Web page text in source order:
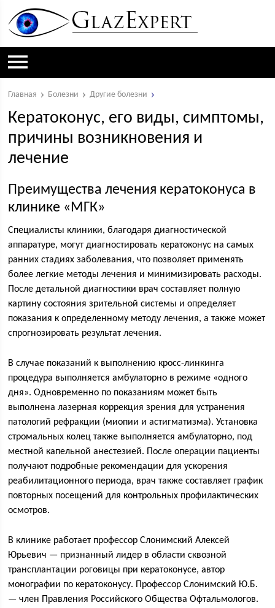
Главная Болезни Другие болезни
Кератоконус, его виды, симптомы,
причины возникновения и
лечение
Преимущества лечения кератоконуса в
клинике «МГК»
Специалисты клиники, благодаря диагностической
аппаратуре, могут диагностировать кератоконус на самых
ранних стадиях заболевания, что позволяет применять
более легкие методы лечения и минимизировать расходы.
После детальной диагностики врач составляет полную
картину состояния зрительной системы и определяет
показания к определенному методу лечения, а также может
спрогнозировать результат лечения.
В случае показаний к выполнению кросс-линкинга
процедура выполняется амбулаторно в режиме «одного
дня». Одновременно по показаниям может быть
выполнена лазерная коррекция зрения для устранения
патологий рефракции (миопии и астигматизма). Установка
стромальных колец также выполняется амбулаторно, под
местной капельной анестезией. После операции пациенты
получают подробные рекомендации для ускорения
реабилитационного периода, врач также составляет график
повторных посещений для контрольных профилактических
осмотров.
В клинике работает профессор Слонимский Алексей
Юрьевич — признанный лидер в области сквозной
трансплантации роговицы при кератоконусе, автор
монографии по кератоконусу. Профессор Слонимский Ю.Б.
— член Правления Российского Общества Офтальмологов.